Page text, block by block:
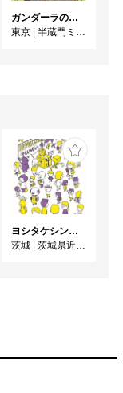
ガンダーラの仏像と仏伝ー釈尊のすがたー
東京
半蔵門ミュージアム
ヨシタケシンスケ展かもしれない
茨城
茨城県近代美術館